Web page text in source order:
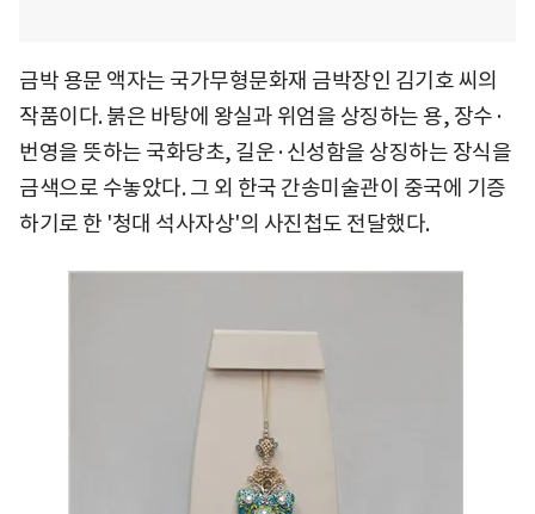
금박 용문 액자는 국가무형문화재 금박장인 김기호 씨의
작품이다. 붉은 바탕에 왕실과 위엄을 상징하는 용, 장수·
번영을 뜻하는 국화당초, 길운·신성함을 상징하는 장식을
금색으로 수놓았다. 그 외 한국 간송미술관이 중국에 기증
하기로 한 '청대 석사자상'의 사진첩도 전달했다.